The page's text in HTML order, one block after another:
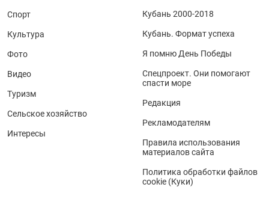
Спорт
Культура
Фото
Видео
Туризм
Сельское хозяйство
Интересы
Кубань 2000-2018
Кубань. Формат успеха
Я помню День Победы
Спецпроект. Они помогают
спасти море
Редакция
Рекламодателям
Правила использования
материалов сайта
Политика обработки файлов
cookie (Куки)